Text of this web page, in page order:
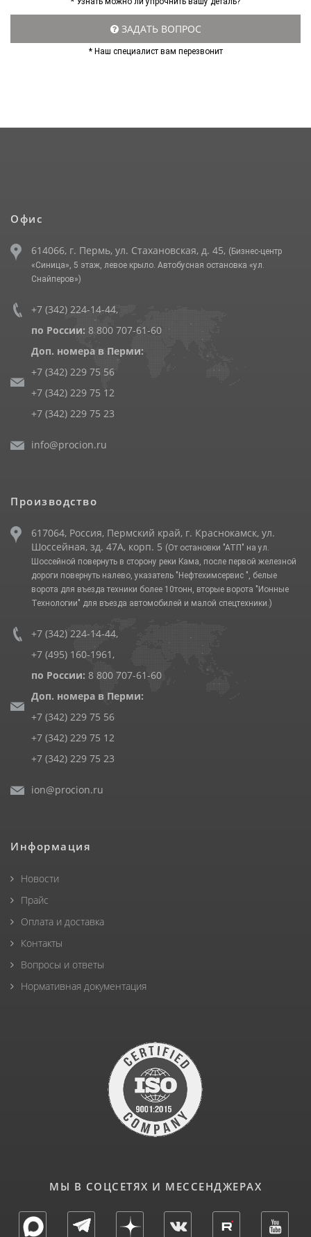
ЗАДАТЬ ВОПРОС
* Наш специалист вам перезвонит
Офис
614066, г. Пермь, ул. Стахановская, д. 45, (Бизнес-центр
«Синица», 5 этаж, левое крыло. Автобусная остановка «ул.
Снайперов»)
+7 (342) 224-14-44,
по России: 8 800 707-61-60
Доп. номера в Перми:
+7 (342) 229 75 56
+7 (342) 229 75 12
+7 (342) 229 75 23
info@procion.ru
Производство
617064, Россия, Пермский край, г. Краснокамск, ул.
Шоссейная, зд. 47А, корп. 5 (От остановки "АТП" на ул.
Шоссейной повернуть в сторону реки Кама, после первой железной
дороги повернуть налево, указатель "Нефтехимсервис ", белые
ворота для въезда техники более 10тонн, вторые ворота "Ионные
Технологии" для въезда автомобилей и малой спецтехники.)
+7 (342) 224-14-44,
+7 (495) 160-1961 ,
по России: 8 800 707-61-60
Доп. номера в Перми:
+7 (342) 229 75 56
+7 (342) 229 75 12
+7 (342) 229 75 23
ion@procion.ru
Информация
Новости
Прайс
Оплата и доставка
Контакты
Вопросы и ответы
Нормативная документация
МЫ В СОЦСЕТЯХ И МЕССЕНДЖЕРАХ